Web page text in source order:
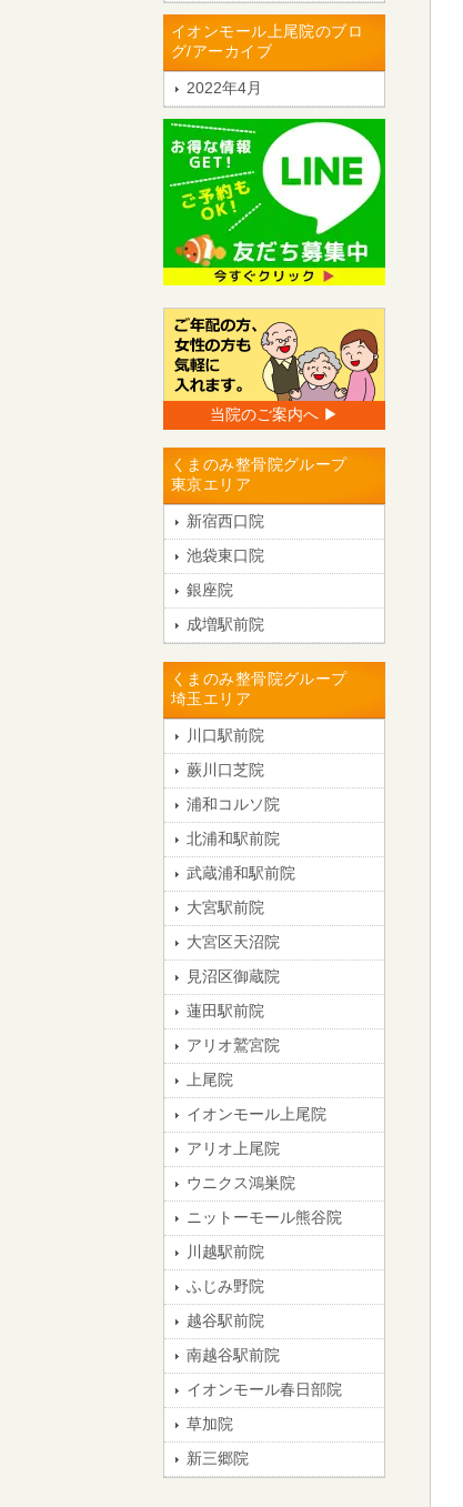
イオンモール上尾院のブロ
グ/アーカイブ
2022年4月
当院のご案内へ ▶︎
くまのみ整骨院グループ
東京エリア
新宿西口院
池袋東口院
銀座院
成増駅前院
くまのみ整骨院グループ
埼玉エリア
川口駅前院
蕨川口芝院
浦和コルソ院
北浦和駅前院
武蔵浦和駅前院
大宮駅前院
大宮区天沼院
見沼区御蔵院
蓮田駅前院
アリオ鷲宮院
上尾院
イオンモール上尾院
アリオ上尾院
ウニクス鴻巣院
ニットーモール熊谷院
川越駅前院
ふじみ野院
越谷駅前院
南越谷駅前院
イオンモール春日部院
草加院
新三郷院